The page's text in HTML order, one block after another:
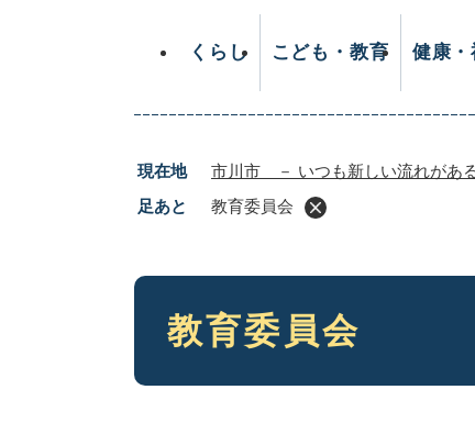
くらし こども・教育 健康
現在地 市川市 － いつも新しい流れがあ
足あと
教育委員会
本
教育委員会